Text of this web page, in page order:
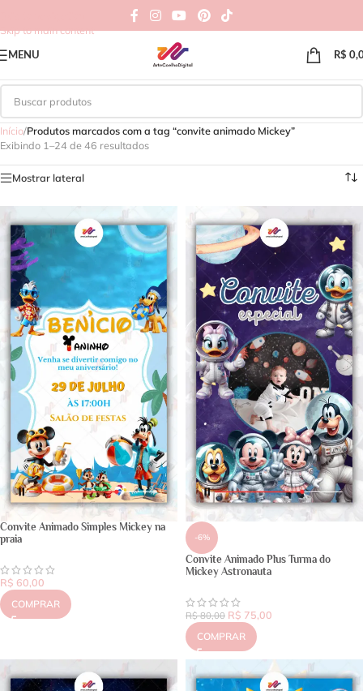
Skip to main content
MENU R$
Início/Produtos marcados com a tag “convite animado Mickey”
Exibindo 1–24 de 46 resultados
Mostrar lateral
Convite Animado Simples Mickey na
praia
R$ 60,00
COMPRAR
-6%
Convite Animado Plus Turma do
Mickey Astronauta
R$80,00 R$ 75,00
COMPRAR